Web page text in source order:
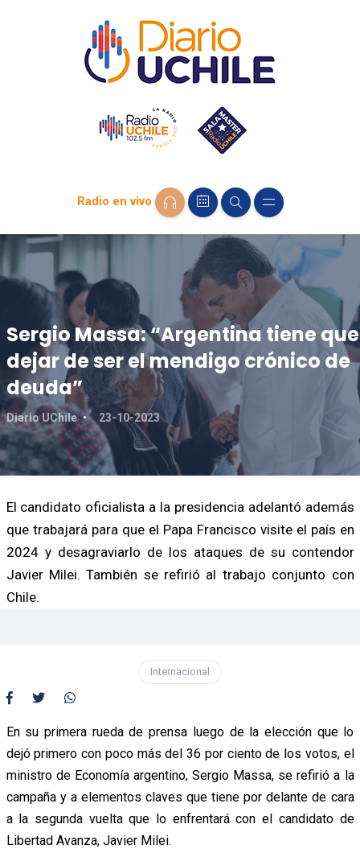
Radio en vivo
Sergio Massa: “Argentina tiene que
dejar de ser el mendigo crónico de
deuda”
Diario UChile 23-10-2023
El candidato oficialista a la presidencia adelantó además
que trabajará para que el Papa Francisco visite el país en
2024 y desagraviarlo de los ataques de su contendor
Javier Milei. También se refirió al trabajo conjunto con
Chile.
Internacional
En su primera rueda de prensa luego de la elección que lo
dejó primero con poco más del 36 por ciento de los votos, el
ministro de Economía argentino, Sergio Massa, se refirió a la
campaña y a elementos claves que tiene por delante de cara
a la segunda vuelta que lo enfrentará con el candidato de
Libertad Avanza, Javier Milei.